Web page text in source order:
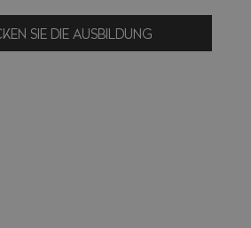
SIE DIE AUSBILDUNG